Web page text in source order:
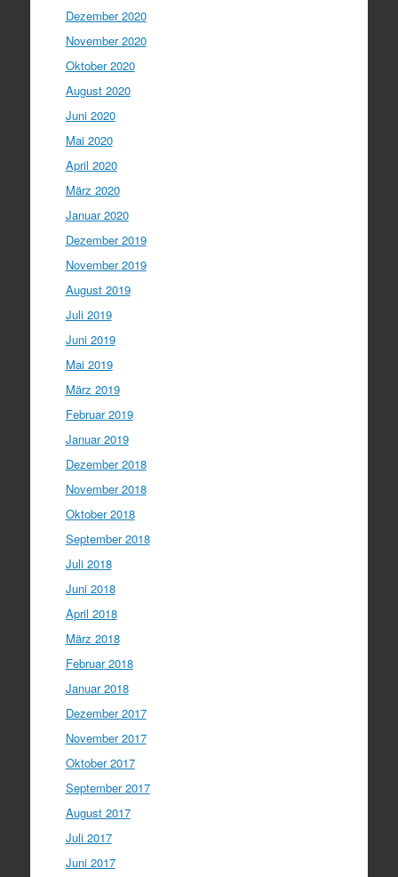
Dezember 2020
November 2020
Oktober 2020
August 2020
Juni 2020
Mai 2020
April 2020
März 2020
Januar 2020
Dezember 2019
November 2019
August 2019
Juli 2019
Juni 2019
Mai 2019
März 2019
Februar 2019
Januar 2019
Dezember 2018
November 2018
Oktober 2018
September 2018
Juli 2018
Juni 2018
April 2018
März 2018
Februar 2018
Januar 2018
Dezember 2017
November 2017
Oktober 2017
September 2017
August 2017
Juli 2017
Juni 2017